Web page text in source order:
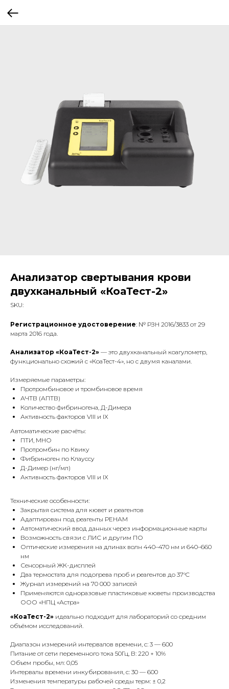
Анализатор свертывания крови
двухканальный «КоаТест-2»
SKU:
Регистрационное удостоверение: № РЗН 2016/3833 от 29
марта 2016 года.
Анализатор «КоаТест-2» — это двухканальный коагулометр,
функционально схожий с «КоаТест-4», но с двумя каналами.
Измеряемые параметры:
Протромбиновое и тромбиновое время
АЧТВ (АПТВ)
Количество фибриногена, Д-Димера
Активность факторов VIII и IX
Автоматические расчёты:
ПТИ, МНО
Протромбин по Квику
Фибриноген по Клауссу
Д-Димер (нг/мл)
Активность факторов VIII и IX
Технические особенности:
Закрытая система для кювет и реагентов
Адаптирован под реагенты РЕНАМ
Автоматический ввод данных через информационные карты
Возможность связи с ЛИС и другим ПО
Оптические измерения на длинах волн 440–470 нм и 640–660
нм
Сенсорный ЖК-дисплей
Два термостата для подогрева проб и реагентов до 37°C
Журнал измерений на 70 000 записей
Применяются одноразовые пластиковые кюветы производства
ООО «НПЦ «Астра»
«КоаТест-2» идеально подходит для лабораторий со средним
объёмом исследований.
Диапазон измерений интервалов времени, с: 3 — 600
Питание от сети переменного тока 50Гц, В: 220 + 10%
Объем пробы, мл: 0,05
Интервалы времени инкубирования, с: 30 — 600
Изменения температуры рабочей среды терм: ± 0,2